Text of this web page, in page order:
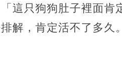
這只狗狗肚子裡面肯
解，肯定活不了多久